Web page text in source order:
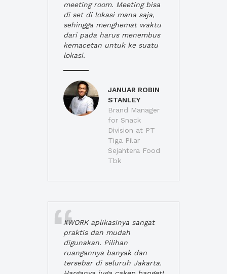
meeting room. Meeting bisa
di set di lokasi mana saja,
sehingga menghemat waktu
dari pada harus menembus
kemacetan untuk ke suatu
lokasi.
JANUAR ROBIN
STANLEY
Brand Manager
for Snack
Division at PT
Tiga Pilar
Sejahtera Food
Tbk
XWORK aplikasinya sangat
praktis dan mudah
digunakan. Pilihan
ruangannya banyak dan
tersebar di seluruh Jakarta.